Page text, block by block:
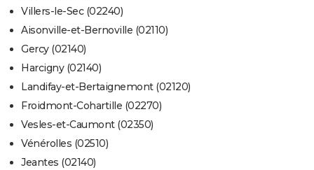
Villers-le-Sec (02240)
Aisonville-et-Bernoville (02110)
Gercy (02140)
Harcigny (02140)
Landifay-et-Bertaignemont (02120)
Froidmont-Cohartille (02270)
Vesles-et-Caumont (02350)
Vénérolles (02510)
Jeantes (02140)